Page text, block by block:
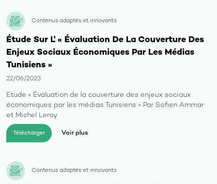
Contenus adaptés et innovants
Étude Sur L' « Évaluation De La Couverture Des
Enjeux Sociaux Économiques Par Les Médias
Tunisiens »
22/06/2023
Etude « Évaluation de la couverture des enjeux sociaux
économiques par les médias Tunisiens » Par Sofien Ammar
et Michel Leroy
Télécharger Voir plus
Contenus adaptés et innovants